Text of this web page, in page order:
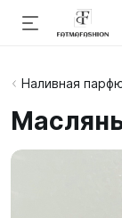
Наливная